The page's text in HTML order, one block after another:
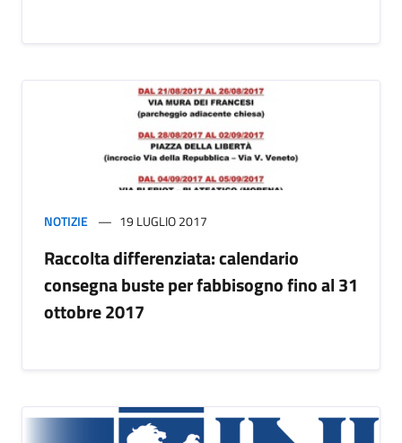
NOTIZIE 19 LUGLIO 2017
Raccolta differenziata: calendario
consegna buste per fabbisogno fino al 31
ottobre 2017